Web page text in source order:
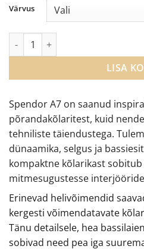
Spendor A7 on saanud
põrandakõlaritest, kuid
tehniliste täiendustega.
dünaamika, selgus ja
kompaktne kõlarikast sobitub
mitmesugustesse
Erinevad helivõimendid
kergesti võimendatavate
Tänu detailsele, hea
sobivad need pea iga
Värvus
Spendor A7 põrandakõlarid kogus
LISA